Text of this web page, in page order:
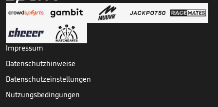
Impressum
Datenschutzhinweise
Datenschutzeinstellungen
Nutzungsbedingungen